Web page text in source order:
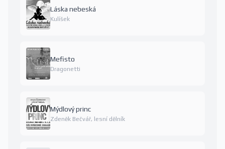
Láska nebeská
Kulíšek
Mefisto
Dragonetti
Mýdlový princ
Zdeněk Bečvář, lesní dělník